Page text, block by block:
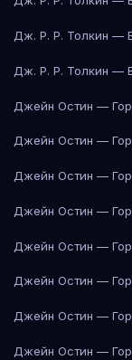
Дж. Р. Р. Толкин —
Дж. Р. Р. Толкин —
Джейн Остин —
Джейн Остин —
Джейн Остин —
Джейн Остин —
Джейн Остин —
Джейн Остин —
Джейн Остин —
Джейн Остин —